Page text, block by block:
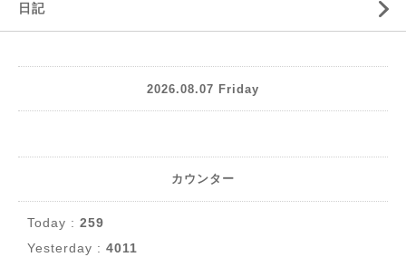
日記
2026.08.07 Friday
カウンター
Today : 259
Yesterday : 4011